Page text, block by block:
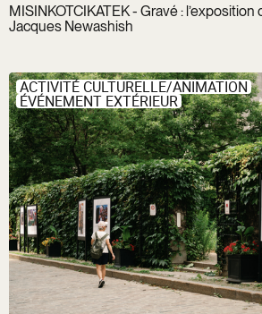
MISINKOTCIKATEK - Gravé : l’exposition
Jacques Newashish
ACTIVITÉ CULTURELLE/ANIMATION
ÉVÉNEMENT EXTÉRIEUR